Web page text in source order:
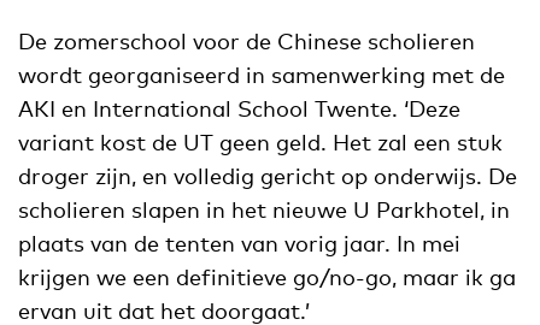
De zomerschool voor de Chinese scholieren
wordt georganiseerd in samenwerking met de
AKI en International School Twente. ‘Deze
variant kost de UT geen geld. Het zal een stuk
droger zijn, en volledig gericht op onderwijs. De
scholieren slapen in het nieuwe U Parkhotel, in
plaats van de tenten van vorig jaar. In mei
krijgen we een definitieve go/no-go, maar ik ga
ervan uit dat het doorgaat.’